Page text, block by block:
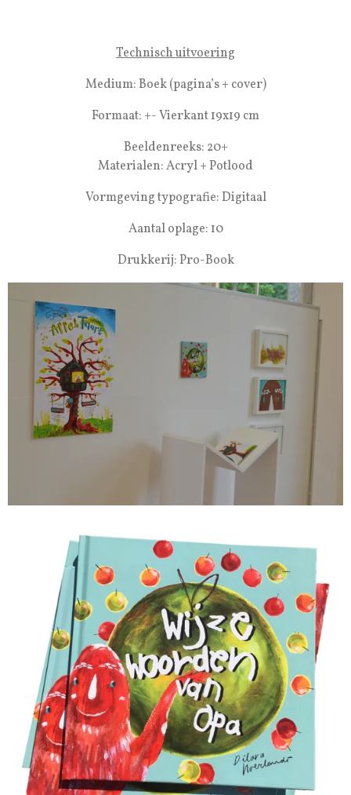
Technisch uitvoering
Medium: Boek (pagina’s + cover)
Formaat: +- Vierkant 19x19 cm
Beeldenreeks: 20+
Materialen: Acryl + Potlood
Vormgeving typografie: Digitaal
Aantal oplage: 10
Drukkerij: Pro-Book